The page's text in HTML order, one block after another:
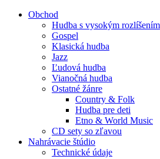
Obchod
Hudba s vysokým rozlíšením
Gospel
Klasická hudba
Jazz
Ľudová hudba
Vianočná hudba
Ostatné žánre
Country & Folk
Hudba pre deti
Etno & World Music
CD sety so zľavou
Nahrávacie štúdio
Technické údaje